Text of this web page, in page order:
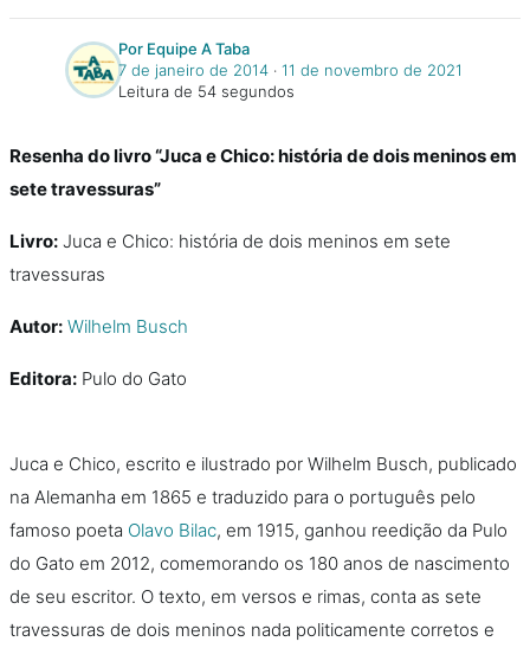
Por Equipe A Taba
7 de janeiro de 2014‧ 11 de novembro de 2021
Leitura de 54 segundos
Resenha do livro “Juca e Chico: história de dois meninos em
sete travessuras”
Livro: Juca e Chico: história de dois meninos em sete
travessuras
Autor: Wilhelm Busch
Editora: Pulo do Gato
Juca e Chico, escrito e ilustrado por Wilhelm Busch, publicado
na Alemanha em 1865 e traduzido para o português pelo
famoso poeta Olavo Bilac, em 1915, ganhou reedição da Pulo
do Gato em 2012, comemorando os 180 anos de nascimento
de seu escritor. O texto, em versos e rimas, conta as sete
travessuras de dois meninos nada politicamente corretos e